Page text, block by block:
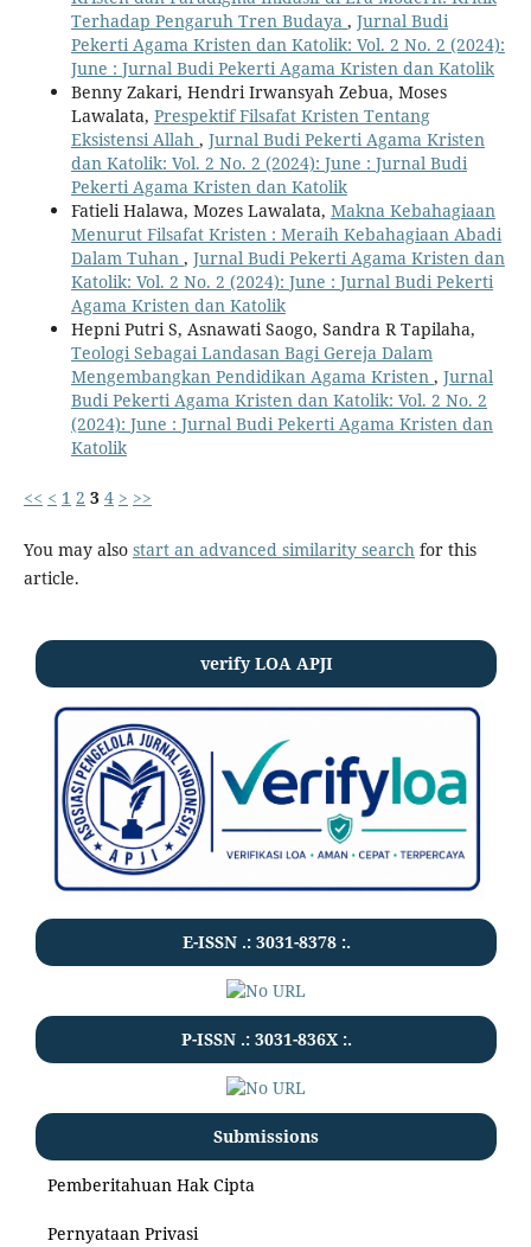
Terhadap Pengaruh Tren Budaya , Jurnal Budi
Pekerti Agama Kristen dan Katolik: Vol. 2 No. 2 (2024):
June : Jurnal Budi Pekerti Agama Kristen dan Katolik
Benny Zakari, Hendri Irwansyah Zebua, Moses
Lawalata, Prespektif Filsafat Kristen Tentang
Eksistensi Allah , Jurnal Budi Pekerti Agama Kristen
dan Katolik: Vol. 2 No. 2 (2024): June : Jurnal Budi
Pekerti Agama Kristen dan Katolik
Fatieli Halawa, Mozes Lawalata, Makna Kebahagiaan
Menurut Filsafat Kristen : Meraih Kebahagiaan Abadi
Dalam Tuhan , Jurnal Budi Pekerti Agama Kristen dan
Katolik: Vol. 2 No. 2 (2024): June : Jurnal Budi Pekerti
Agama Kristen dan Katolik
Hepni Putri S, Asnawati Saogo, Sandra R Tapilaha,
Teologi Sebagai Landasan Bagi Gereja Dalam
Mengembangkan Pendidikan Agama Kristen , Jurnal
Budi Pekerti Agama Kristen dan Katolik: Vol. 2 No. 2
(2024): June : Jurnal Budi Pekerti Agama Kristen dan
Katolik
<< < 1 2 3 4 > >>
You may also start an advanced similarity searchfor this
article.
verify LOA APJI
E-ISSN .: 3031-8378:.
P-ISSN .: 3031-836X:.
Submissions
Pemberitahuan Hak Cipta
Pernyataan Privasi